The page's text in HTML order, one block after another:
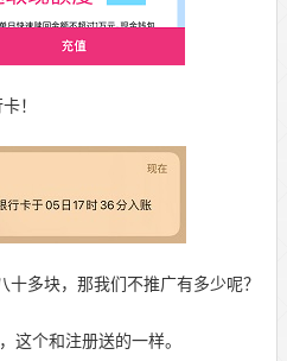
！
多块，那我们不推广有多少呢？
这个和注册送的一样。